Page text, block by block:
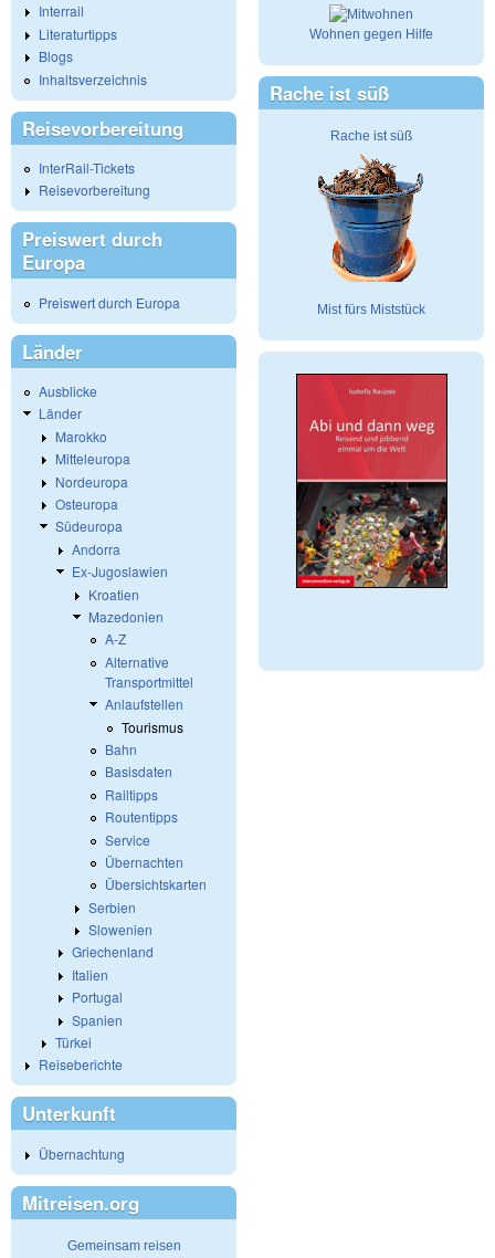
Interrail
Literaturtipps
Blogs
Inhaltsverzeichnis
Reisevorbereitung
InterRail-Tickets
Reisevorbereitung
Preiswert durch
Europa
Preiswert durch Europa
Länder
Ausblicke
Länder
Marokko
Mitteleuropa
Nordeuropa
Osteuropa
Südeuropa
Andorra
Ex-Jugoslawien
Kroatien
Mazedonien
A-Z
Alternative
Transportmittel
Anlaufstellen
Tourismus
Bahn
Basisdaten
Railtipps
Routentipps
Service
Übernachten
Übersichtskarten
Serbien
Slowenien
Griechenland
Italien
Portugal
Spanien
Türkei
Reiseberichte
Unterkunft
Übernachtung
Mitreisen.org
Gemeinsam reisen
Wohnen gegen Hilfe
Rache ist süß
Rache ist süß
Mist fürs Miststück